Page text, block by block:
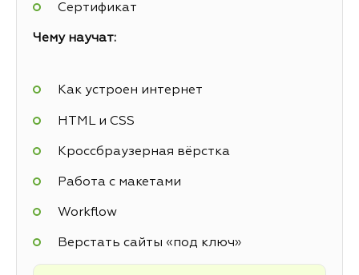
Сертификат
Чему научат:
Как устроен интернет
HTML и CSS
Кроссбраузерная вёрстка
Работа с макетами
Workflow
Верстать сайты «под ключ»